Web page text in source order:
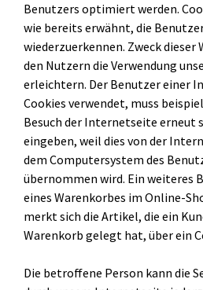
Benutzers optimiert werden.
wie bereits erwähnt, die
wiederzuerkennen. Zweck dieser
den Nutzern die Verwendung
erleichtern. Der Benutzer einer
Cookies verwendet, muss
Besuch der Internetseite erneut
eingeben, weil dies von der
dem Computersystem des
übernommen wird. Ein weiteres
eines Warenkorbes im Online-
merkt sich die Artikel, die ein
Warenkorb gelegt hat, über ein
Die betroffene Person kann die